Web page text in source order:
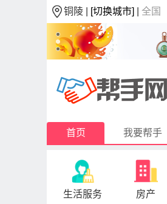
铜陵 | [切换城市] |全国
首页 我要帮手
生活服务 房产